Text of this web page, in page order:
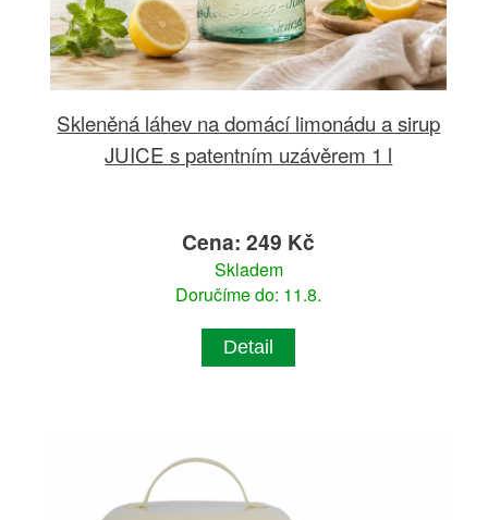
Skleněná láhev na domácí limonádu a sirup
JUICE s patentním uzávěrem 1 l
Cena: 249 Kč
Skladem
Doručíme do: 11.8.
Detail